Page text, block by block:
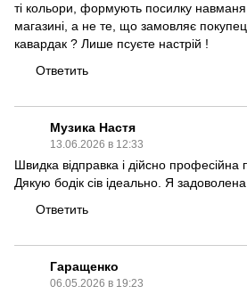
ті кольори, формують посилку
магазині, а не те, що замовляє
кавардак ? Лише псуєте настрій !
Ответить
Музика Настя
13.06.2026 в 12:33
Швидка відправка і дійсно професійна
Дякую бодік сів ідеально. Я задоволена
Ответить
Гаращенко
06.05.2026 в 19:23